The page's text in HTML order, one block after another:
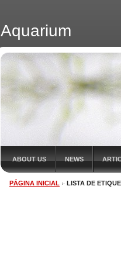
Aquarium
ABOUT US NEWS
PÁGINA INICIAL LISTA DE